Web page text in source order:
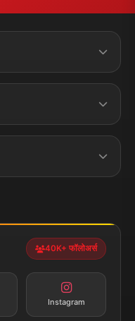
Terms &
झारखण्ड
40K+ फॉलोअर्स
Instagram